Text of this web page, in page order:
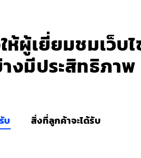
ผู้เยี่ยมชมเว็
งมีประสิทธิภาพ
บ สิ่งที่ลูกค้าจะได้รับ